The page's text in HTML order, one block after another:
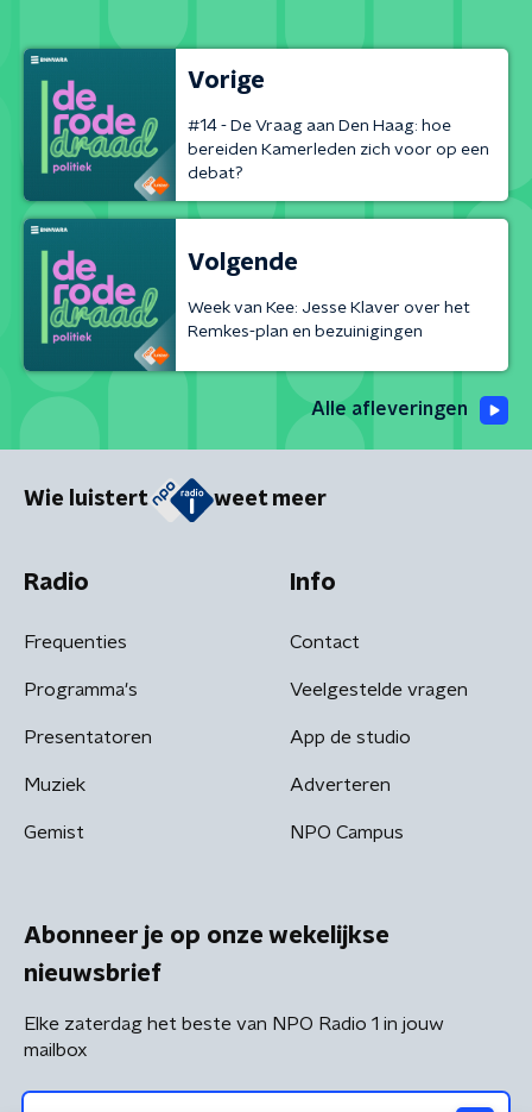
Vorige
#14 - De Vraag aan Den Haag: hoe
bereiden Kamerleden zich voor op een
debat?
Volgende
Week van Kee: Jesse Klaver over het
Remkes-plan en bezuinigingen
Alle afleveringen
Wie luistert weet meer
Radio
Frequenties
Programma's
Presentatoren
Muziek
Gemist
Info
Contact
Veelgestelde vragen
App de studio
Adverteren
NPO Campus
Abonneer je op onze wekelijkse
nieuwsbrief
Elke zaterdag het beste van NPO Radio 1 in jouw
mailbox